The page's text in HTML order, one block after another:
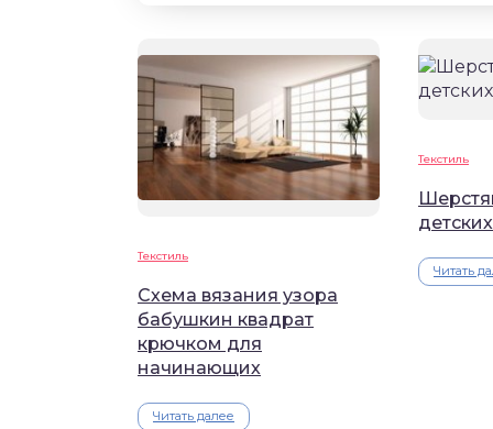
Текстиль
Схема вязания узора
бабушкин квадрат
крючком для
начинающих
Читать далее
Текстиль
Читать